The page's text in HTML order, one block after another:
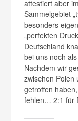
attestiert aber
Sammelgebiet
besonders
„perfekten
Deutschland
bei uns noch
Nachdem wir
zwischen Polen
getroffen
fehlen… 2:1 für